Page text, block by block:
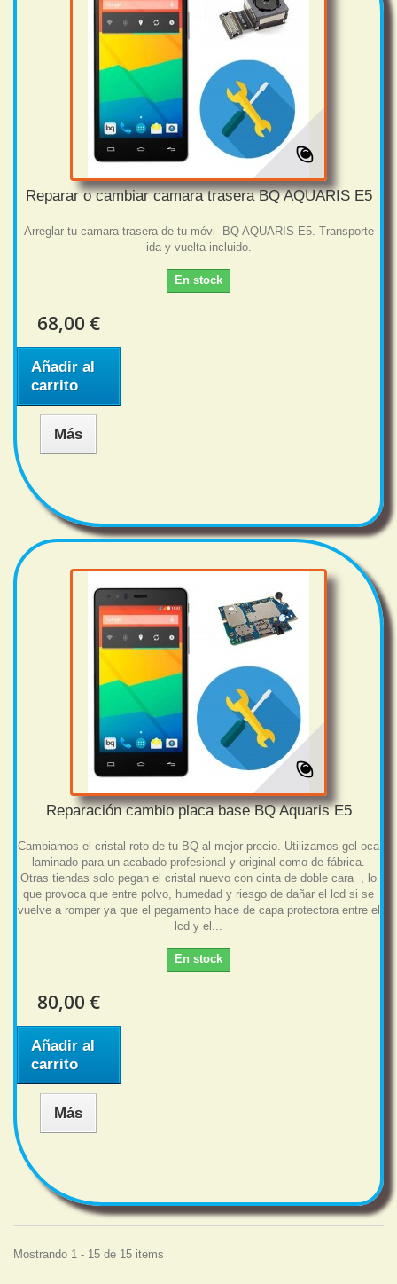
Reparar o cambiar camara trasera BQ AQUARIS E5
Arreglar tu camara trasera de tu móvi BQ AQUARIS E5. Transporte
ida y vuelta incluido.
En stock
68,00 €
Añadir al
carrito
Más
Reparación cambio placa base BQ Aquaris E5
Cambiamos el cristal roto de tu BQ al mejor precio. Utilizamos gel oca
laminado para un acabado profesional y original como de fábrica.
Otras tiendas solo pegan el cristal nuevo con cinta de doble cara , lo
que provoca que entre polvo, humedad y riesgo de dañar el lcd si se
vuelve a romper ya que el pegamento hace de capa protectora entre el
lcd y el...
En stock
80,00 €
Añadir al
carrito
Más
Mostrando 1 - 15 de 15 items